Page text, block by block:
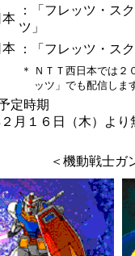
：「フレッツ・ス
ツ」
：「フレッツ・ス
＊
ＮＴＴ西日本では２
ッツ」でも配信しま
定時期
月１６日（木）より
＜機動戦士ガ